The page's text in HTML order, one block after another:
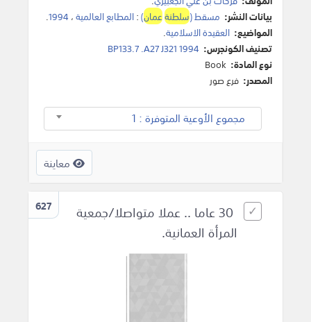
بيانات النشر: مسقط (سلطنةعمان)
:المطابع العالمية، 1994
.
المواضيع: العقيدة الاسلامية.
تصنيف الكونجرس: BP133.7 .A27 J321 1994
نوع المادة: Book
المصدر: فرع صور
مجموع الأوعية المتوفرة : 1
معاينة
627
30 عاما .. عملا متواصلا/جمعية
المرأة العمانية.